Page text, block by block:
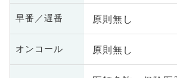
早番／遅番 原則無し
オンコール 原則無し